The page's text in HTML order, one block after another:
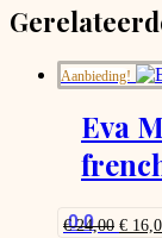
Aanbieding!
Eva
0.0
€24,00 €